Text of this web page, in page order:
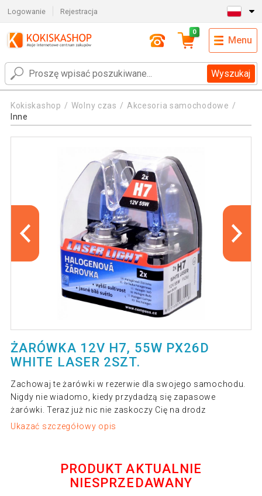
Logowanie Rejestracja
Wyszukaj
0
Menu
Kokiskashop Wolny czas
Akcesoria samochodowe
Inne
ŻARÓWKA 12V H7, 55W PX26D
WHITE LASER 2SZT.
Zachowaj te żarówki w rezerwie dla swojego samochodu.
Nigdy nie wiadomo, kiedy przydadzą się zapasowe
żarówki. Teraz już nic nie zaskoczy Cię na drodz
Ukazać szczegółowy opis
PRODUKT AKTUALNIE
NIESPRZEDAWANY